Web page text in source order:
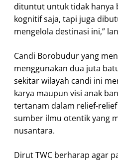
dituntut untuk tidak hanya
kognitif saja, tapi juga
mengelola destinasi ini,”
Candi Borobudur yang
menggunakan dua juta
sekitar wilayah candi ini
karya maupun visi anak
tertanam dalam relief-
sumber ilmu otentik yang
nusantara.
Dirut TWC berharap agar